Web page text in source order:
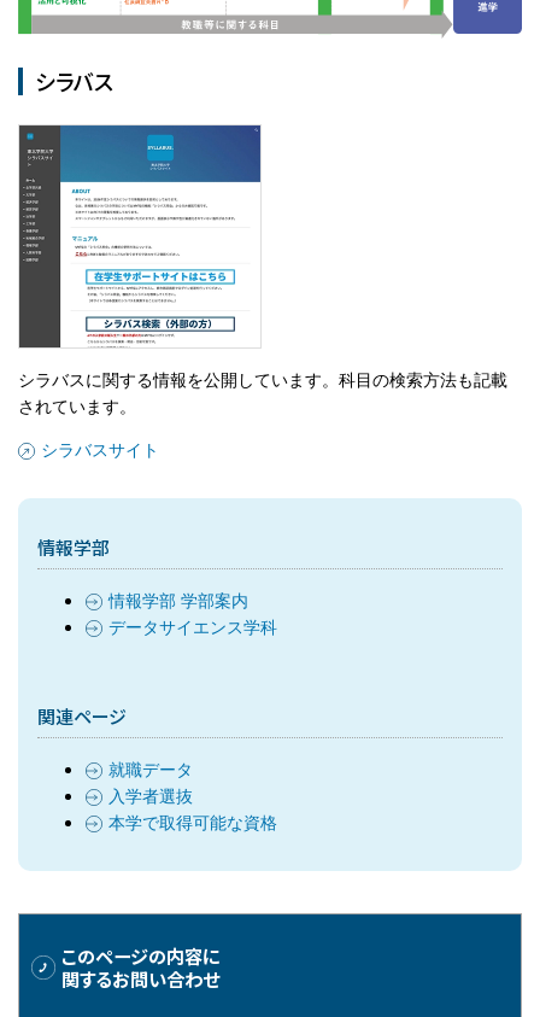
シラバス
シラバスに関する情報を公開しています。科目の検索方法も記載
されています。
シラバスサイト
情報学部
情報学部 学部案内
データサイエンス学科
関連ページ
就職データ
入学者選抜
本学で取得可能な資格
このページの内容に
関するお問い合わせ